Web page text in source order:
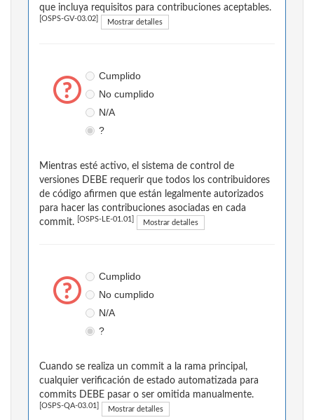
que incluya requisitos para contribuciones aceptables.
[OSPS-GV-03.02] Mostrar detalles
Cumplido
No cumplido
N/A
?
Mientras esté activo, el sistema de control de
versiones DEBE requerir que todos los contribuidores
de código afirmen que están legalmente autorizados
para hacer las contribuciones asociadas en cada
commit.
[OSPS-LE-01.01] Mostrar detalles
Cumplido
No cumplido
N/A
?
Cuando se realiza un commit a la rama principal,
cualquier verificación de estado automatizada para
commits DEBE pasar o ser omitida manualmente.
[OSPS-QA-03.01] Mostrar detalles